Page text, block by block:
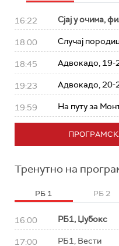
16:22 Сјај у очима,
18:00 Случај
18:45 Адвокадо, 19-
19:23 Адвокадо, 20-
19:59 На путу за
Тренутно на
РБ 1 РБ 2
16:00 РБ1, Џубокс
17:00 РБ1, Вести